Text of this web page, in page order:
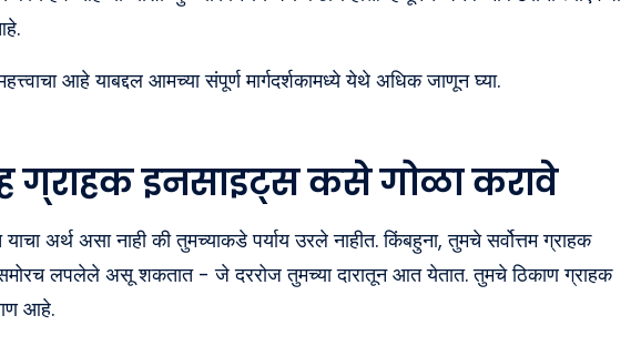
आहे याबद्दल आमच्या संपूर्ण मार्गदर्शकामध्ये येथे अधिक जाणून घ्या.
ग्राहक इनसाइट्स कसे गोळा करावे
अर्थ असा नाही की तुमच्याकडे पर्याय उरले नाहीत. किंबहुना, तुमचे सर्वोत्तम ग्राहक
लपलेले असू शकतात - जे दररोज तुमच्या दारातून आत येतात. तुमचे ठिकाण ग्राहक
आहे.